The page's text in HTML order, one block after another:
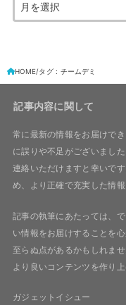
HOME タグ : チームデミ
記事内容に関して
常に最新の情報をお届けで
に誤りや不足がございまし
連絡いただけますと幸いで
め、より正確で充実した情
記事の執筆にあたっては、
い情報をお届けすることを
至らぬ点があるかもしれま
より良いコンテンツを作り
ガジェットイシュー